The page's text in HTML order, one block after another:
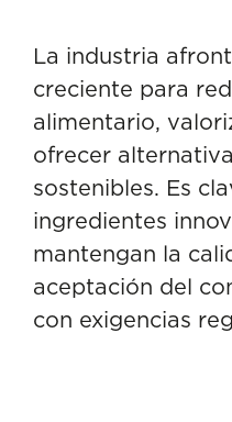
La industria
creciente para
alimentario,
ofrecer
sostenibles. Es
ingredientes
mantengan la
aceptación del
con exigencias